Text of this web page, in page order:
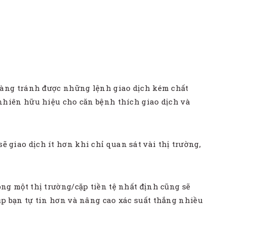
tránh được những lệnh giao dịch kém chất
hữu hiệu cho căn bệnh thích giao dịch và
giao dịch ít hơn khi chỉ quan sát vài thị trường,
một thị trường/cặp tiền tệ nhất định cũng sẽ
bạn tự tin hơn và nâng cao xác suất thắng nhiều